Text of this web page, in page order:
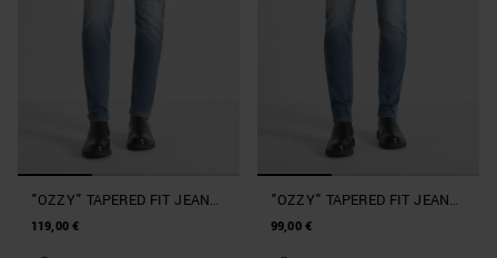
"OZZY" TAPERED FIT JEANS
IN AUTHENTIC SPECIAL
119,00 €
"OZZY" TAPERED FIT JEANS
IN AUTHENTIC SPECIAL
99,00 €